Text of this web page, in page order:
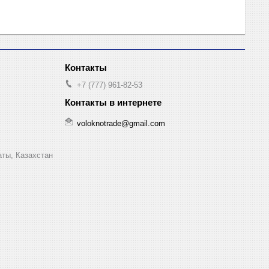
Казахстан
+7 (777) 961-82-53
voloknotrade@gmail.com